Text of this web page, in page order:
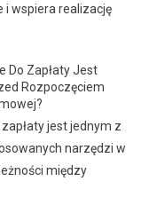
i wspiera realizację
Do Zapłaty Jest
Rozpoczęciem
jest jednym z
narzędzi w
między